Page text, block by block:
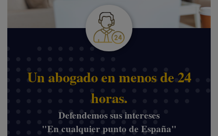
Un abogado en menos de 24
horas.
Defendemos sus intereses
"En cualquier punto de España"